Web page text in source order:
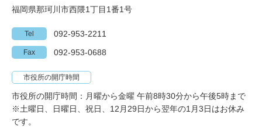
福岡県那珂川市西隈1丁目1番1号
Tel 092-953-2211
Fax 092-953-0688
市役所の開庁時間
市役所の開庁時間：月曜から金曜 午前8時30分から午後5時まで
※土曜日、日曜日、祝日、12月29日から翌年の1月3日はお休み
です。